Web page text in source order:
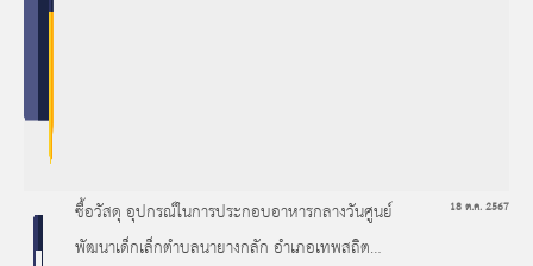
ซื้อวัสดุ อุปกรณ์ในการประกอบอาหารกลางวันศูนย์
พัฒนาเด็กเล็กตำบลนายางกลัก อำเภอเทพสถิต
18 ต.ค. 2567